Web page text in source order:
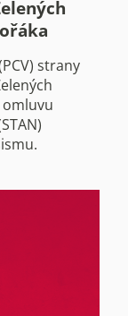
strany